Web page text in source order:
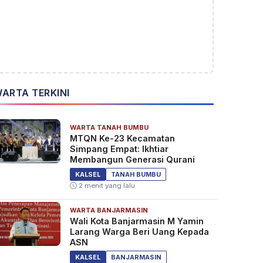
TERKINI
WARTA TANAH BUMBU
MTQN Ke-23 Kecamatan
Simpang Empat: Ikhtiar
Membangun Generasi Qurani
KALSEL
TANAH BUMBU
2 menit yang lalu
WARTA BANJARMASIN
Wali Kota Banjarmasin M Yamin
Larang Warga Beri Uang Kepada
ASN
KALSEL BANJARMASIN